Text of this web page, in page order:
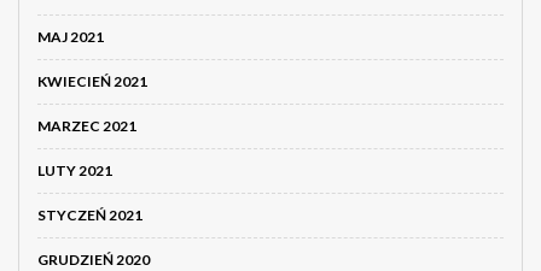
MAJ 2021
KWIECIEŃ 2021
MARZEC 2021
LUTY 2021
STYCZEŃ 2021
GRUDZIEŃ 2020